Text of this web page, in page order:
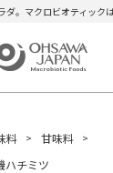
ダ。マクロビオティック
料
甘味料
ハチミツ